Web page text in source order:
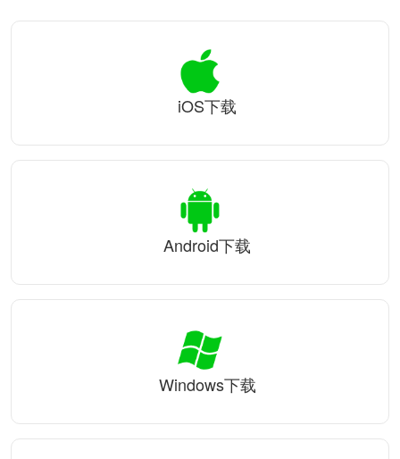
iOS下载
Android下载
Windows下载